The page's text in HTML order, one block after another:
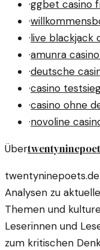
·ggbet casino
·
·live blackjack
·amunra
·deutsche
·casino
·casino ohne
·novoline
Über
Analysen zu
Themen und
Leserinnen und
zum kritischen